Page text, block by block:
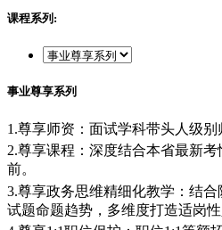
课程系列:
事业尊享系列
1.尊享师资：面试学科带头人级
2.尊享课程：深度结合本省最新
前。
3.尊享政务思维精细化教学：结
试题命题趋势，多维度打造适岗性